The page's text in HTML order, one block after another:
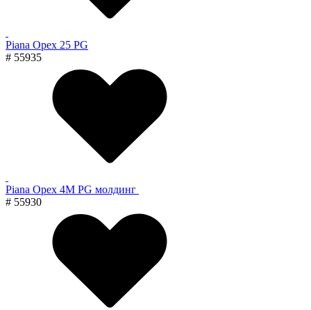
Piana Орех 25 PG
# 55935
Piana Орех 4M PG молдинг
# 55930